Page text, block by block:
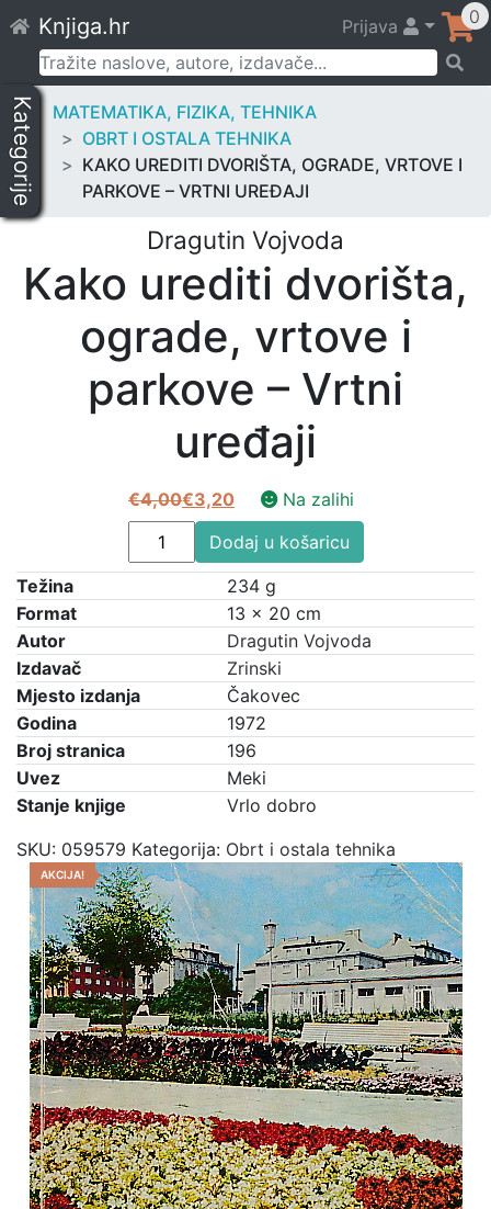
to
content
Knjiga.hr Prijava 0
Pretraži:
Kategorije
MATEMATIKA, FIZIKA, TEHNIKA
OBRT I OSTALA TEHNIKA
KAKO UREDITI DVORIŠTA, OGRADE, VRTOVE I
PARKOVE – VRTNI UREĐAJI
Dragutin Vojvoda
Kako urediti dvorišta,
ograde, vrtove i
parkove – Vrtni
uređaji
€4,00
Izvorna
cijena
bila
€3,20
Trenutna
cijena
je:
Na zalihi
Kako
urediti
parkove
Vrtni
uređaji
količina
Dodaj u košaricu
Težina
234 g
Format
13 × 20 cm
Autor
Dragutin Vojvoda
Izdavač
Zrinski
Mjesto izdanja
Čakovec
Godina
1972
Broj stranica
196
Uvez
Meki
Stanje knjige
Vrlo dobro
SKU: 059579 Kategorija: Obrt i ostala tehnika
AKCIJA!